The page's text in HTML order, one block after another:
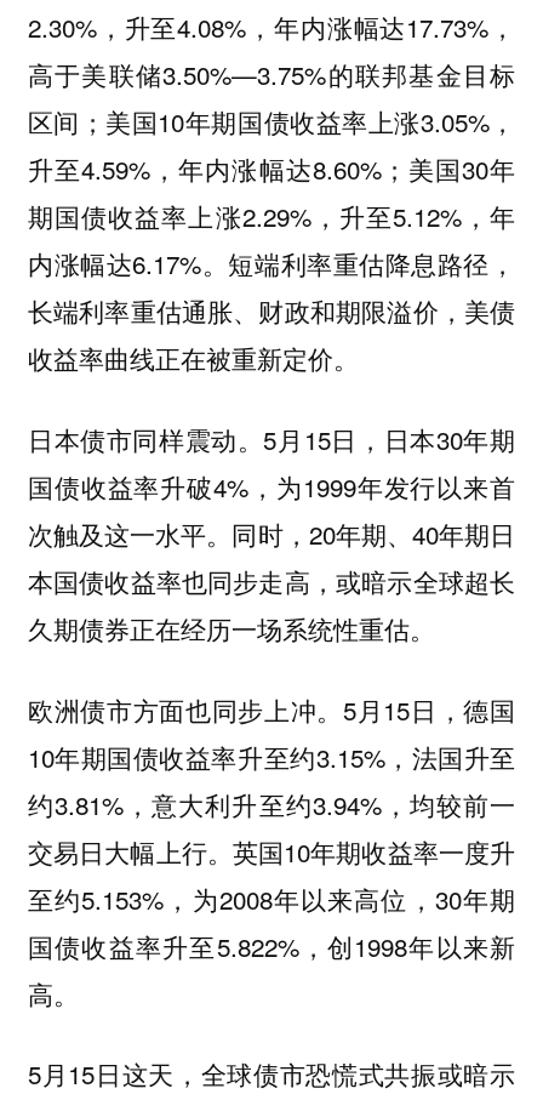
2.30%，升至4.08%，年内涨幅达17.73%，
高于美联储3.50%—3.75%的联邦基金目标
区间；美国10年期国债收益率上涨3.05%，
升至4.59%，年内涨幅达8.60%；美国30年
期国债收益率上涨2.29%，升至5.12%，年
内涨幅达6.17%。短端利率重估降息路径，
长端利率重估通胀、财政和期限溢价，美债
收益率曲线正在被重新定价。
日本债市同样震动。5月15日，日本30年期
国债收益率升破4%，为1999年发行以来首
次触及这一水平。同时，20年期、40年期日
本国债收益率也同步走高，或暗示全球超长
久期债券正在经历一场系统性重估。
欧洲债市方面也同步上冲。5月15日，德国
10年期国债收益率升至约3.15%，法国升至
约3.81%，意大利升至约3.94%，均较前一
交易日大幅上行。英国10年期收益率一度升
至约5.153%，为2008年以来高位，30年期
国债收益率升至5.822%，创1998年以来新
高。
5月15日这天，全球债市恐慌式共振或暗示